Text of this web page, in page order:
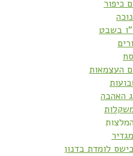
כיפור
בשבט
העצמאות
האהבה
לומדת בדנון